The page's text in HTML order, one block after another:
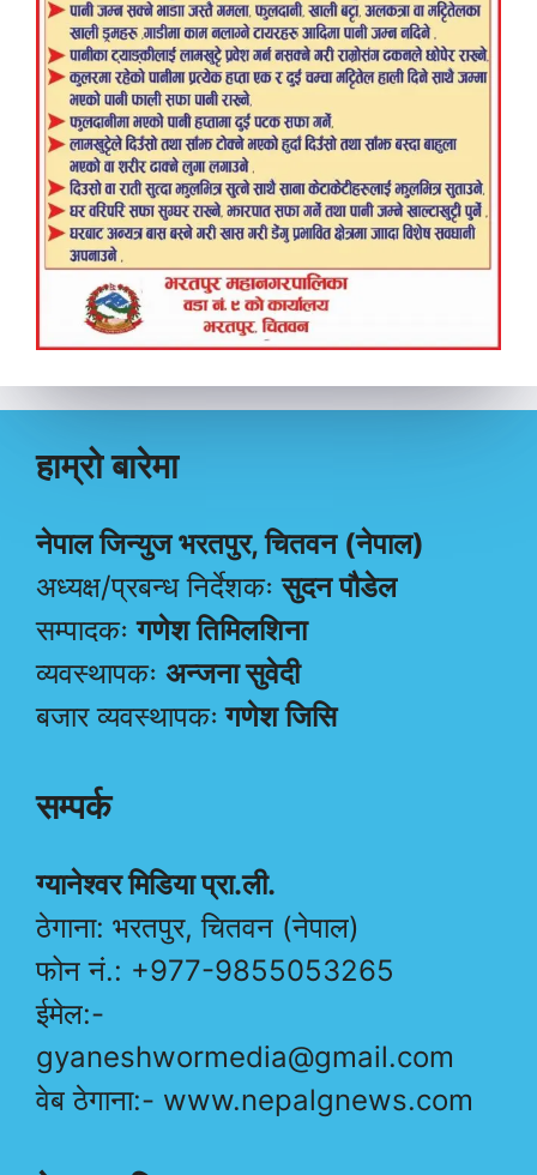
हाम्रो बारेमा
नेपाल जिन्युज भरतपुर, चितवन (नेपाल)
अध्यक्ष/प्रबन्ध निर्देशकःसुदन पौडेल
सम्पादकःगणेश तिमिलशिना
व्यवस्थापकः अन्जना सुवेदी
बजार व्यवस्थापकः गणेश जिसि
सम्पर्क
ग्यानेश्वर मिडिया प्रा.ली.
ठेगाना: भरतपुर, चितवन (नेपाल)
फोन नं.: +977-9855053265
ईमेल:-
gyaneshwormedia@gmail.com
वेब ठेगाना:- www.nepalgnews.com